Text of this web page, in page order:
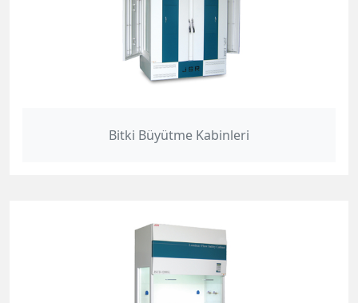
Bitki Büyütme Kabinleri